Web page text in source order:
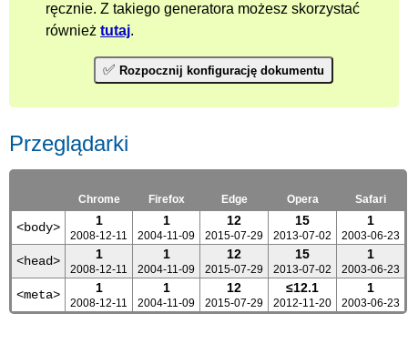
ręcznie. Z takiego generatora możesz skorzystać
również tutaj.
✅ Rozpocznij konfigurację dokumentu
Przeglądarki
Chrome Firefox Edge Opera Safari
<body> 1
2008-12-11
1
2004-11-09
12
2015-07-29
15
2013-07-02
1
2003-06-23
<head> 1
2008-12-11
1
2004-11-09
12
2015-07-29
15
2013-07-02
1
2003-06-23
<meta> 1
2008-12-11
1
2004-11-09
12
2015-07-29
≤12.1
2012-11-20
1
2003-06-23